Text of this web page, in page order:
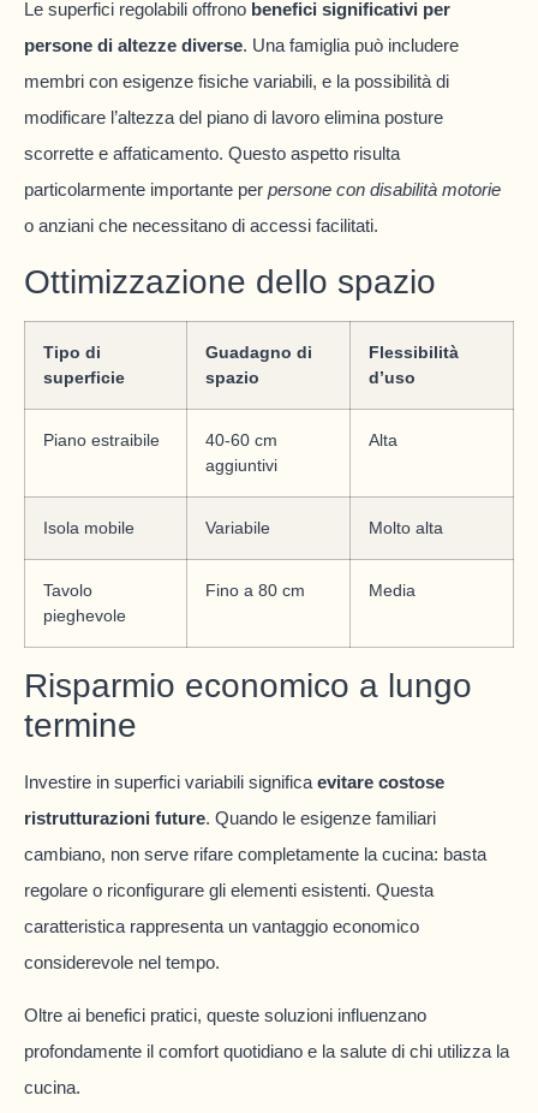
Le superfici regolabili offrono benefici significativi per
persone di altezze diverse. Una famiglia può includere
membri con esigenze fisiche variabili, e la possibilità di
modificare l’altezza del piano di lavoro elimina posture
scorrette e affaticamento. Questo aspetto risulta
particolarmente importante per persone con disabilità motorie
o anziani che necessitano di accessi facilitati.
Ottimizzazione dello spazio
Tipo di
superficie
Guadagno di
spazio
Flessibilità
d’uso
Piano estraibile
40-60 cm
aggiuntivi
Alta
Isola mobile Variabile Molto alta
Tavolo
pieghevole
Fino a 80 cm Media
Risparmio economico a lungo
termine
Investire in superfici variabili significa evitare costose
ristrutturazioni future. Quando le esigenze familiari
cambiano, non serve rifare completamente la cucina: basta
regolare o riconfigurare gli elementi esistenti. Questa
caratteristica rappresenta un vantaggio economico
considerevole nel tempo.
Oltre ai benefici pratici, queste soluzioni influenzano
profondamente il comfort quotidiano e la salute di chi utilizza la
cucina.